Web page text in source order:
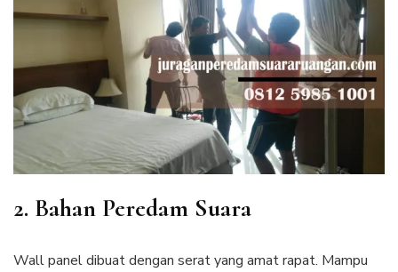
2. Bahan Peredam Suara
Wall panel dibuat dengan serat yang amat rapat. Mampu